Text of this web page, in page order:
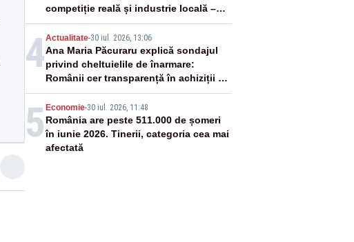
competiție reală și industrie locală –
SONDAJ
4Actualitate-30 iul. 2026, 13:06
Ana Maria Păcuraru explică sondajul
privind cheltuielile de înarmare:
Românii cer transparență în achiziții și
un echilibru între partenerii externi
5 Economie-30 iul. 2026, 11:48
România are peste 511.000 de șomeri
în iunie 2026. Tinerii, categoria cea mai
afectată